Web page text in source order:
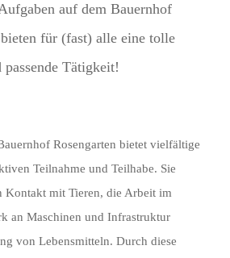
auf dem Bauernhof
für (fast) alle eine tolle
passende Tätigkeit!
Rosengarten bietet vielfältige
Teilnahme und Teilhabe. Sie
Kontakt mit Tieren, die Arbeit im
an Maschinen und Infrastruktur
von Lebensmitteln. Durch diese